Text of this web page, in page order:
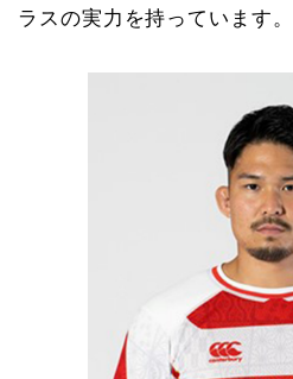
ラスの実力を持っています。